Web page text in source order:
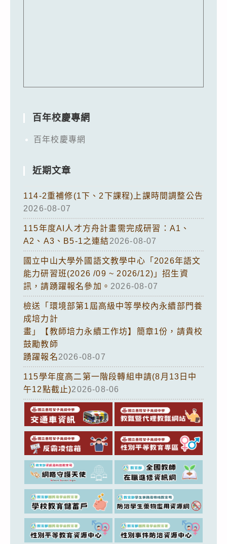
百年校慶專網
百年校慶專網
近期文章
114-2重補修(1下、2下課程)上課時間調整公告
2026-08-07
115年度AI人才方舟計畫需完成研習：A1、
A2、A3、B5-1之連結2026-08-07
國立中山大學外國語文教學中心「2026年語文
能力研習班(2026 /09 ~ 2026/12)」招生資
訊，請踴躍報名參加。 2026-08-07
檢送「環境部第1屆高級中等學校內永續部門養
成培力計
畫」【教師培力永續工作坊】簡章1份，請貴校
鼓勵教師
踴躍報名2026-08-07
115學年度高二第一階段轉組申請(8月13日中
午12點截止)2026-08-06